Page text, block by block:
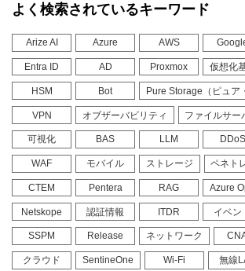
よく検索されているキーワード
Arize AI Azure AWS
Entra ID AD Proxmox 仮想化
HSM Bot Pure Storage（ピュア
VPN オブザーバビリティ ファイルサー
可視化 BAS LLM DDoS
WAF モバイル ストレージ ペネト
CTEM Pentera RAG Azure
Netskope 認証情報 ITDR イベン
SSPM Release ネットワーク
クラウド SentineOne Wi-Fi 無線